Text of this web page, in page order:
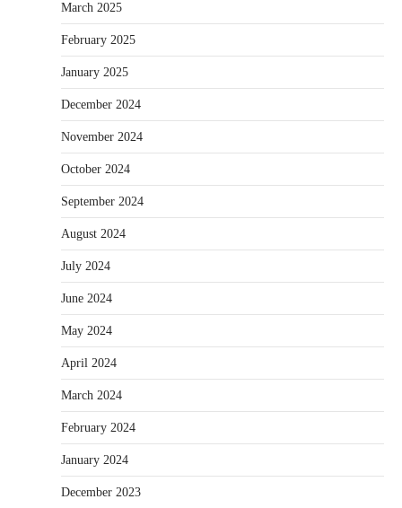
March 2025
February 2025
January 2025
December 2024
November 2024
October 2024
September 2024
August 2024
July 2024
June 2024
May 2024
April 2024
March 2024
February 2024
January 2024
December 2023